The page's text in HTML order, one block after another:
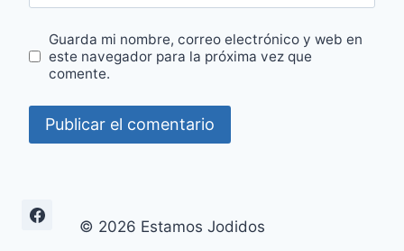
Guarda mi nombre, correo electrónico y web en
este navegador para la próxima vez que
comente.
© 2026 Estamos Jodidos